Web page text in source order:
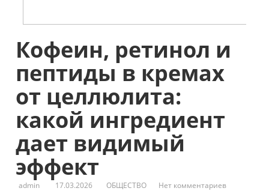
Кофеин, ретинол и
пептиды в кремах
от целлюлита:
какой ингредиент
дает видимый
эффект
admin 17.03.2026 ОБЩЕСТВО Нет комментариев